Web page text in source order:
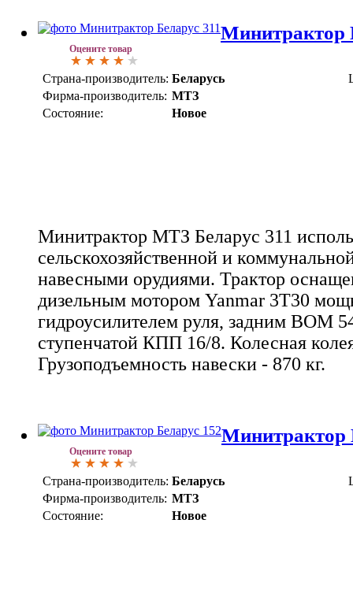
Оцените товар
Минитрактор
Страна-производитель: Беларусь
Фирма-производитель: МТЗ
Состояние:
Новое
Минитрактор МТЗ Беларус 311
сельскохозяйственной и
навесными орудиями. Трактор
дизельным мотором Yanmar 3Т30
гидроусилителем руля, задним ВОМ
ступенчатой КПП 16/8. Колесная
Грузоподъемность навески - 870 кг.
Оцените товар
Минитрактор
Страна-производитель: Беларусь
Фирма-производитель: МТЗ
Состояние:
Новое